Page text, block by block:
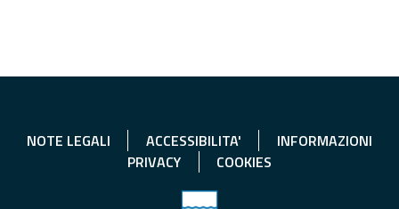
NOTE LEGALI ACCESSIBILITA'
INFORMAZIONI
PRIVACY
COOKIES